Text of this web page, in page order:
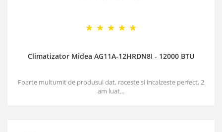
Climatizator Midea AG11A-12HRDN8I - 12000 BTU
Foarte multumit de produsul dat, raceste si incalzeste perfect, 2
am luat...